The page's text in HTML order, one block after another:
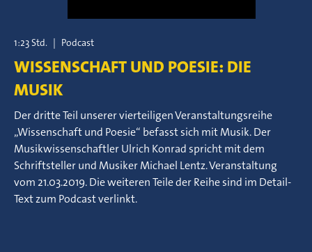
1:23 Std. | Podcast
WISSENSCHAFT UND POESIE: DIE
MUSIK
Der dritte Teil unserer vierteiligen Veranstaltungsreihe
„Wissenschaft und Poesie“ befasst sich mit Musik. Der
Musikwissenschaftler Ulrich Konrad spricht mit dem
Schriftsteller und Musiker Michael Lentz. Veranstaltung
vom 21.03.2019. Die weiteren Teile der Reihe sind im Detail-
Text zum Podcast verlinkt.